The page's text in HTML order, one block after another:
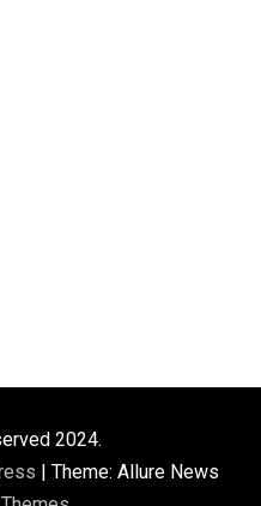
2024.
| Theme: Allure News